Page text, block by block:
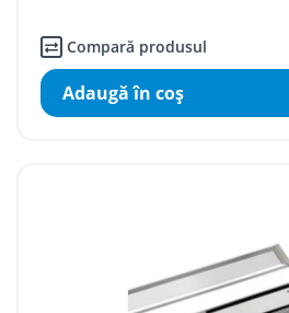
Compară produsul
Adaugă în coş